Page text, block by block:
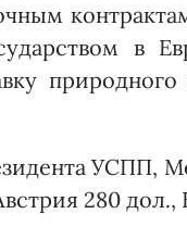
в
УСПП,
280 дол.,